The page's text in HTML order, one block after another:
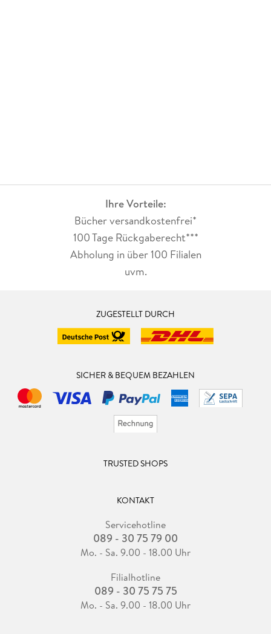
Ihre Vorteile:
Bücher versandkostenfrei*
100 Tage Rückgaberecht***
Abholung in über 100 Filialen
uvm.
ZUGESTELLT DURCH
SICHER & BEQUEM BEZAHLEN
TRUSTED SHOPS
KONTAKT
Servicehotline
089 - 30 75 79 00
Mo. - Sa. 9.00 - 18.00 Uhr
Filialhotline
089 - 30 75 75 75
Mo. - Sa. 9.00 - 18.00 Uhr